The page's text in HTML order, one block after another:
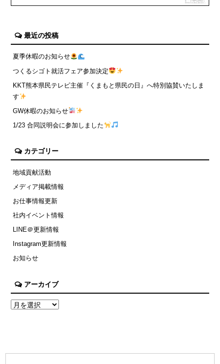
最近の投稿
夏季休暇のお知らせ
つくるシゴト就活フェア参加決定
KKT熊本県民テレビ主催『くまもと県民の日』へ特別協賛いたしま
す
GW休暇のお知らせ
1/23 合同説明会に参加しました
カテゴリー
地域貢献活動
メディア掲載情報
お仕事情報更新
社内イベント情報
LINE＠更新情報
Instagram更新情報
お知らせ
アーカイブ